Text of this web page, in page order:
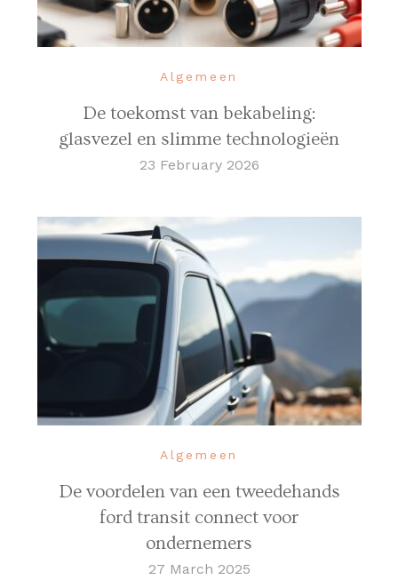
Algemeen
De toekomst van bekabeling:
glasvezel en slimme technologieën
23 February 2026
Algemeen
De voordelen van een tweedehands
ford transit connect voor
ondernemers
27 March 2025